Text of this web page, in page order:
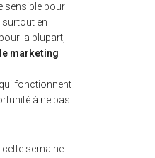
sensible pour
surtout en
la plupart,
marketing
qui fonctionnent
à ne pas
semaine